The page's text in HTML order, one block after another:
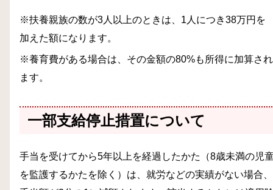
※扶養親族の数が3人以上のときは、1人につき38万円を
加えた額になります。
※養育費がある場合は、その金額の80%も所得に加算され
ます。
一部支給停止措置について
手当を受けてから5年以上を経過したかた（8歳未満の児
を監護するかたを除く）は、就労などの実績がない場合、